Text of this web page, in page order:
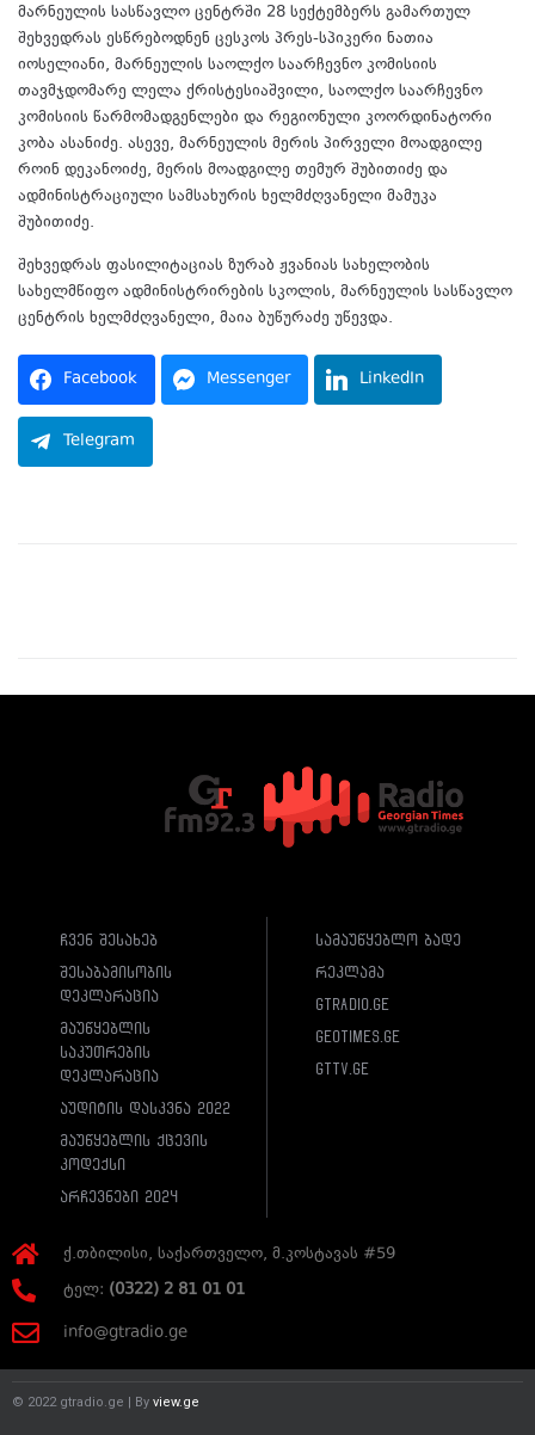
მარნეულის სასწავლო ცენტრში 28 სექტემბერს გამართულ
შეხვედრას ესწრებოდნენ ცესკოს პრეს-სპიკერი ნათია
იოსელიანი, მარნეულის საოლქო საარჩევნო კომისიის
თავმჯდომარე ლელა ქრისტესიაშვილი, საოლქო საარჩევნო
კომისიის წარმომადგენლები და რეგიონული კოორდინატორი
კობა ასანიძე. ასევე, მარნეულის მერის პირველი მოადგილე
როინ დეკანოიძე, მერის მოადგილე თემურ შუბითიძე და
ადმინისტრაციული სამსახურის ხელმძღვანელი მამუკა
შუბითიძე.
შეხვედრას ფასილიტაციას ზურაბ ჟვანიას სახელობის
სახელმწიფო ადმინისტრირების სკოლის, მარნეულის სასწავლო
ცენტრის ხელმძღვანელი, მაია ბუწურაძე უწევდა.
Facebook Messenger LinkedIn
Telegram
ჩვენ შესახებ
შესაბამისობის
დეკლარაცია
მაუწყებლის
საკუთრების
დეკლარაცია
აუდიტის დასკვნა 2022
მაუწყებლის ქცევის
კოდექსი
არჩევნები 2024
სამაუწყებლო ბადე
რეკლამა
gtradio.ge
geotimes.ge
gttv.ge
ქ.თბილისი, საქართველო, მ.კოსტავას #59
ტელ: (0322) 2 81 01 01
info@gtradio.ge
© 2022 gtradio.ge | By view.ge